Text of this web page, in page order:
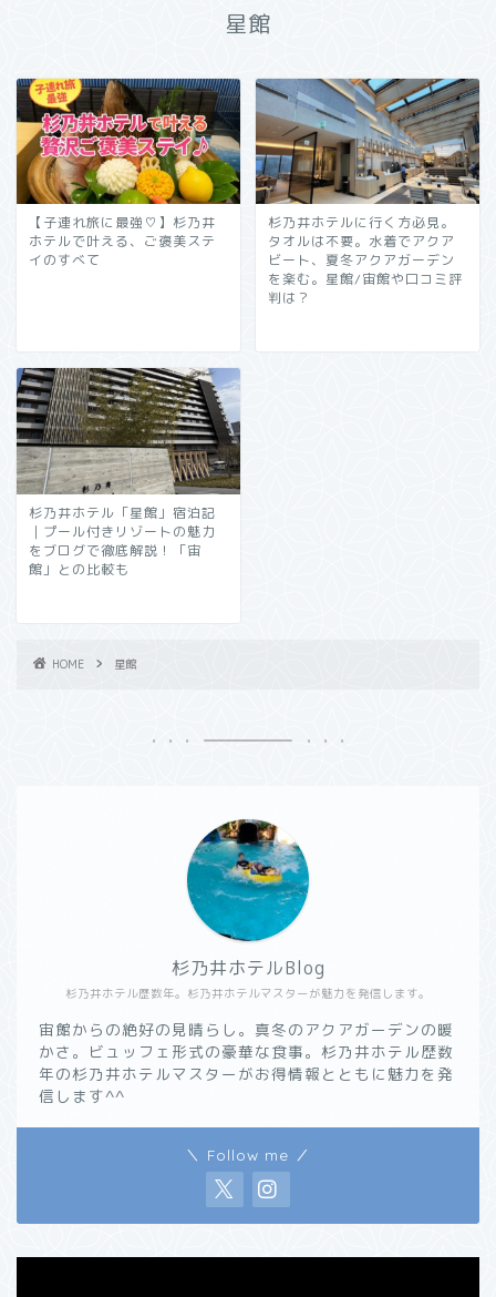
星館
【子連れ旅に最強♡】杉乃井
ホテルで叶える、ご褒美ステ
イのすべて
杉乃井ホテルに行く方必見。
タオルは不要。水着でアクア
ビート、夏冬アクアガーデン
を楽む。星館/宙館や口コミ評
判は？
杉乃井ホテル「星館」宿泊記
｜プール付きリゾートの魅力
をブログで徹底解説！「宙
館」との比較も
HOME 星館
杉乃井ホテル歴数年。杉乃井ホテルマスターが魅力を発信します。
杉乃井ホテルBlog
宙館からの絶好の見晴らし。真冬のアクアガーデンの暖
かさ。ビュッフェ形式の豪華な食事。杉乃井ホテル歴数
年の杉乃井ホテルマスターがお得情報とともに魅力を発
信します^^
＼ Follow me ／